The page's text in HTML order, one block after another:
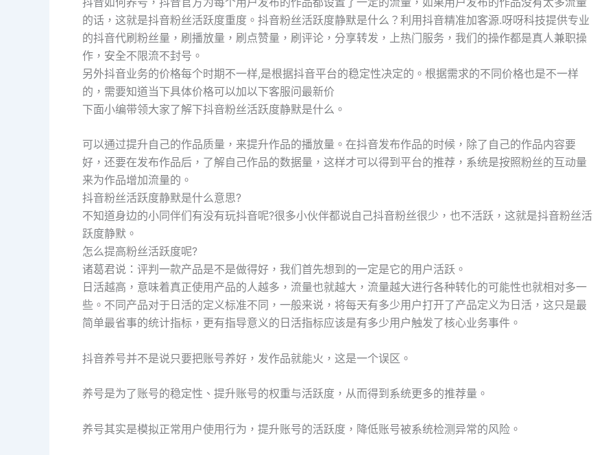
的话，这就是抖音粉丝活跃度重度。抖音粉丝活跃度静默是什么？利用抖音精准加客源.呀呀科技提供专业
的抖音代刷粉丝量，刷播放量，刷点赞量，刷评论，分享转发，上热门服务，我们的操作都是真人兼职操
作，安全不限流不封号。
另外抖音业务的价格每个时期不一样,是根据抖音平台的稳定性决定的。根据需求的不同价格也是不一样
的，需要知道当下具体价格可以加以下客服问最新价
下面小编带领大家了解下抖音粉丝活跃度静默是什么。
可以通过提升自己的作品质量，来提升作品的播放量。在抖音发布作品的时候，除了自己的作品内容要
好，还要在发布作品后，了解自己作品的数据量，这样才可以得到平台的推荐，系统是按照粉丝的互动量
来为作品增加流量的。
抖音粉丝活跃度静默是什么意思?
不知道身边的小同伴们有没有玩抖音呢?很多小伙伴都说自己抖音粉丝很少，也不活跃，这就是抖音粉丝活
跃度静默。
怎么提高粉丝活跃度呢?
诸葛君说：评判一款产品是不是做得好，我们首先想到的一定是它的用户活跃。
日活越高，意味着真正使用产品的人越多，流量也就越大，流量越大进行各种转化的可能性也就相对多一
些。不同产品对于日活的定义标准不同，一般来说，将每天有多少用户打开了产品定义为日活，这只是最
简单最省事的统计指标，更有指导意义的日活指标应该是有多少用户触发了核心业务事件。
抖音养号并不是说只要把账号养好，发作品就能火，这是一个误区。
养号是为了账号的稳定性、提升账号的权重与活跃度，从而得到系统更多的推荐量。
养号其实是模拟正常用户使用行为，提升账号的活跃度，降低账号被系统检测异常的风险。